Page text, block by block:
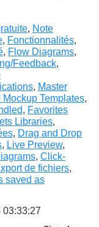
, Note
, Fonctionnalités,
, Flow Diagrams,
Feedback,
, Master
Mockup Templates,
, Favorites
Libraries,
, Drag and Drop
, Live Preview,
, Click-
de fichiers,
saved as
03:33:27